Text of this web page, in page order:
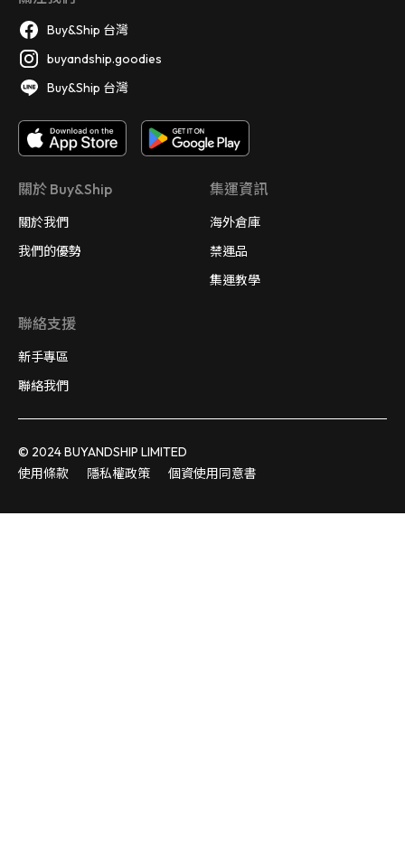
Buy&Ship 台灣
buyandship.goodies
Buy&Ship 台灣
關於 Buy&Ship
關於我們
我們的優勢
集運資訊
海外倉庫
禁運品
集運教學
聯絡支援
新手專區
聯絡我們
© 2024 BUYANDSHIP LIMITED
使用條款
隱私權政策 個資使用同意書